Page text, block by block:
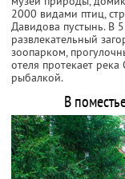
2000 видами птиц,
Давидова пустынь. В
развлекательный
зоопарком,
отеля протекает
рыбалкой.
В